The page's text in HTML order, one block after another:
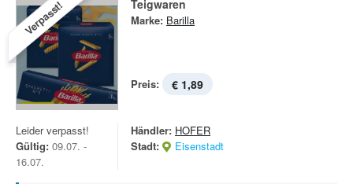
Verpasst! Teigwaren
Marke: Barilla
Preis: € 1,89
Leider verpasst!
Gültig: 09.07. -
16.07.
Händler: HOFER
Stadt:
Eisenstadt